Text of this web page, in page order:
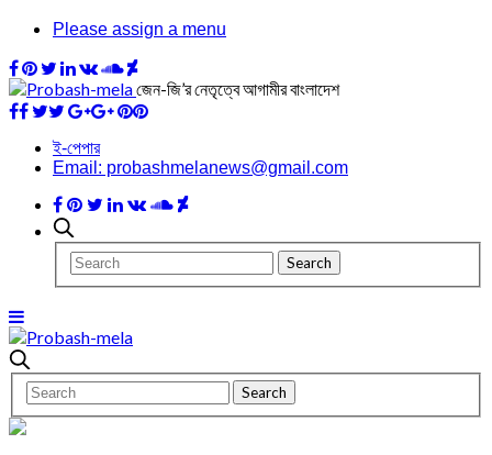
Please assign a menu
জেন-জি’র নেতৃত্বে আগামীর বাংলাদেশ
ই-পেপার
Email: probashmelanews@gmail.com